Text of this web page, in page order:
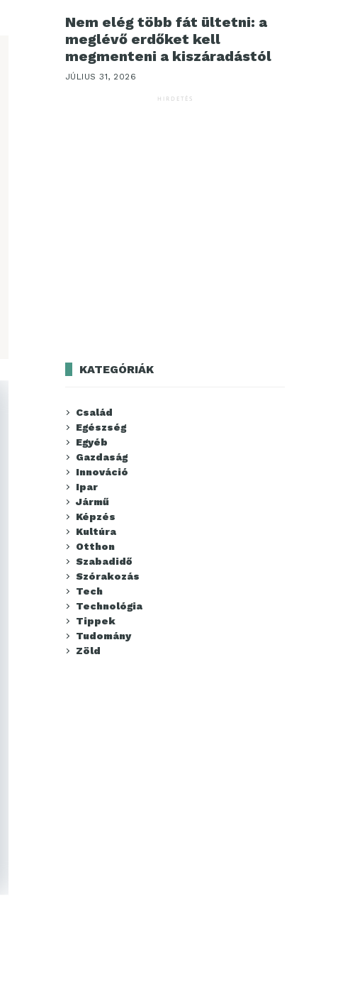
Nem elég több fát ültetni: a
meglévő erdőket kell
megmenteni a kiszáradástól
JÚLIUS 31, 2026
HIRDETÉS
KATEGÓRIÁK
Család
Egészség
Egyéb
Gazdaság
Innováció
Ipar
Jármű
Képzés
Kultúra
Otthon
Szabadidő
Szórakozás
Tech
Technológia
Tippek
Tudomány
Zöld